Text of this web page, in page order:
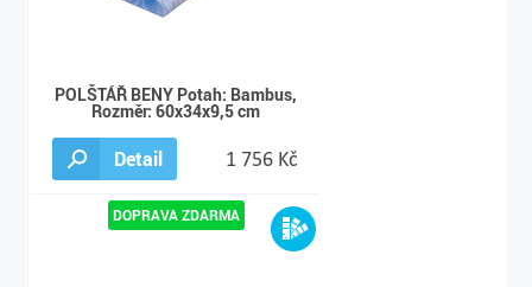
POLŠTÁŘ BENY Potah: Bambus,
Rozměr: 60x34x9,5 cm
Detail 1 756 Kč